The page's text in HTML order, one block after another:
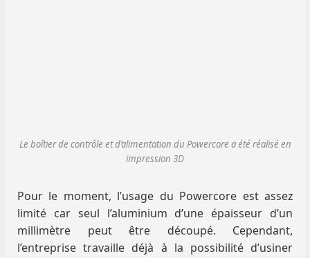
Le boîtier de contrôle et d’alimentation du Powercore a été réalisé en
impression 3D
Pour le moment, l’usage du Powercore est assez
limité car seul l’aluminium d’une épaisseur d’un
millimètre peut être découpé. Cependant,
l’entreprise travaille déjà à la possibilité d’usiner